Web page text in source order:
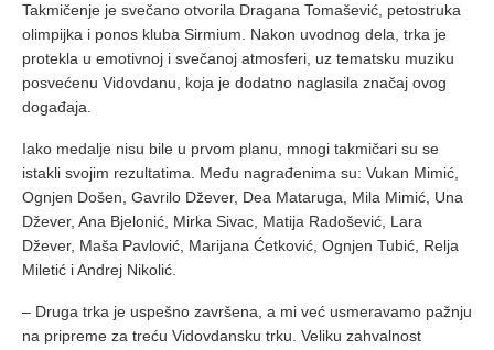
Takmičenje je svečano otvorila Dragana Tomašević, petostruka
olimpijka i ponos kluba Sirmium. Nakon uvodnog dela, trka je
protekla u emotivnoj i svečanoj atmosferi, uz tematsku muziku
posvećenu Vidovdanu, koja je dodatno naglasila značaj ovog
događaja.
Iako medalje nisu bile u prvom planu, mnogi takmičari su se
istakli svojim rezultatima. Među nagrađenima su: Vukan Mimić,
Ognjen Došen, Gavrilo Džever, Dea Mataruga, Mila Mimić, Una
Džever, Ana Bjelonić, Mirka Sivac, Matija Radošević, Lara
Džever, Maša Pavlović, Marijana Ćetković, Ognjen Tubić, Relja
Miletić i Andrej Nikolić.
– Druga trka je uspešno završena, a mi već usmeravamo pažnju
na pripreme za treću Vidovdansku trku. Veliku zahvalnost